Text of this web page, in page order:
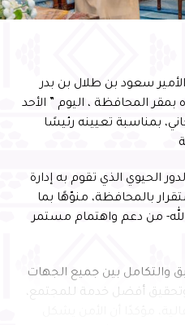
الأحساء شهادة السفير
سعود بن طلال بن بدر
المحافظة ، اليوم ” الأحد
بمناسبة تعيينه رئيسًا
الحيوي الذي تقوم به إدارة
بالمحافظة، منوّهًا بما
من دعم واهتمام مستمر
والتكامل بين جميع الجهات
أفضل خدمة للمجتمع،